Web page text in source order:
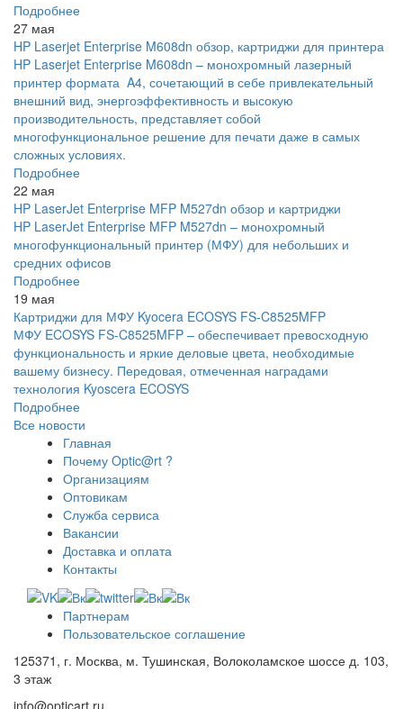
Подробнее
27 мая
HP Laserjet Enterprise M608dn обзор, картриджи для принтера
HP Laserjet Enterprise M608dn – монохромный лазерный
принтер формата A4, сочетающий в себе привлекательный
внешний вид, энергоэффективность и высокую
производительность, представляет собой
многофункциональное решение для печати даже в самых
сложных условиях.
Подробнее
22 мая
HP LaserJet Enterprise MFP M527dn обзор и картриджи
HP LaserJet Enterprise MFP M527dn – монохромный
многофункциональный принтер (МФУ) для небольших и
средних офисов
Подробнее
19 мая
Картриджи для МФУ Kyocera ECOSYS FS-C8525MFP
МФУ ECOSYS FS-C8525MFP – обеспечивает превосходную
функциональность и яркие деловые цвета, необходимые
вашему бизнесу. Передовая, отмеченная наградами
технология Kyoscera ECOSYS
Подробнее
Все новости
Главная
Почему Optic@rt ?
Организациям
Оптовикам
Служба сервиса
Вакансии
Доставка и оплата
Контакты
Партнерам
Пользовательское соглашение
125371, г. Москва, м. Тушинская, Волоколамское шоссе д. 103,
3 этаж